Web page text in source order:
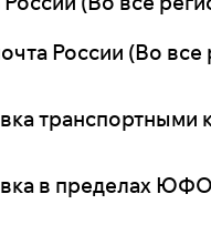
России (Во
транспортными
в пределах